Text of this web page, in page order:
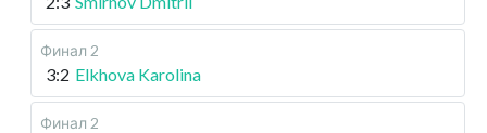
Финал 2
3:2 Elkhova Karolina
Финал 2